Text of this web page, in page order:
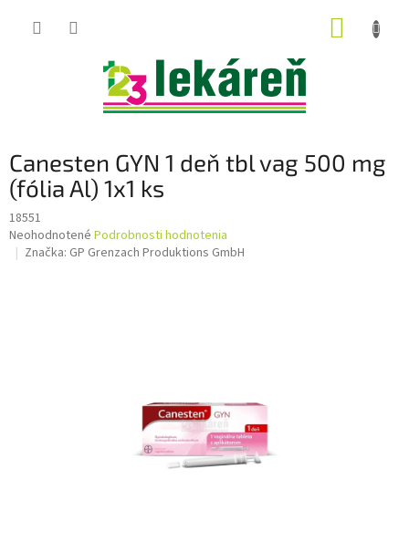
Canesten GYN 1 deň tbl vag 500 mg
(fólia Al) 1x1 ks
18551
Priemerné
hodnotenie
Neohodnotené Podrobnosti hodnotenia
Značka: GP Grenzach Produktions GmbH